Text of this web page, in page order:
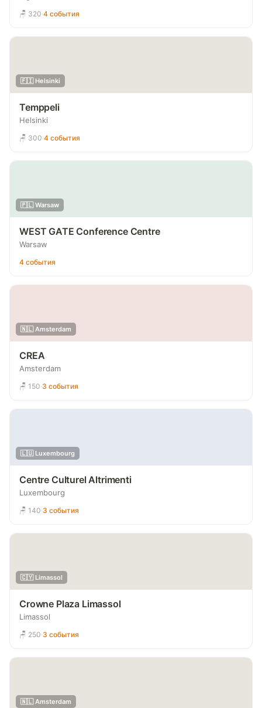
🪑 320·4 события
🇫🇮 Helsinki
Temppeli
Helsinki
🪑 300·4 события
🇵🇱 Warsaw
WEST GATE Conference Centre
Warsaw
4 события
🇳🇱 Amsterdam
CREA
Amsterdam
🪑 150·3 события
🇱🇺 Luxembourg
Centre Culturel Altrimenti
Luxembourg
🪑 140·3 события
🇨🇾 Limassol
Crowne Plaza Limassol
Limassol
🪑 250·3 события
🇳🇱 Amsterdam